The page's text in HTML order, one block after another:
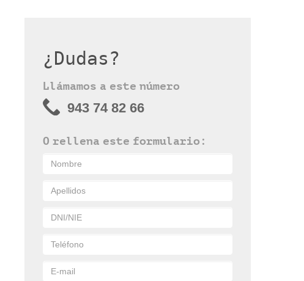
¿Dudas?
Llámamos a este número
943 74 82 66
O rellena este formulario: